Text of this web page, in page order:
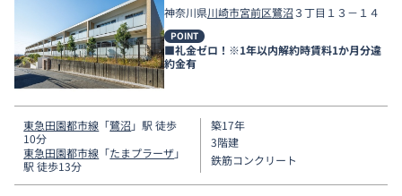
神奈川県川崎市宮前区鷺沼３丁目１３－１４
POINT
■礼金ゼロ！※1年以内解約時賃料1か月分違
約金有
東急田園都市線 「鷺沼 」駅 徒歩
10分
東急田園都市線 「たまプラーザ」
駅 徒歩13分
築17年
3階建
鉄筋コンクリート